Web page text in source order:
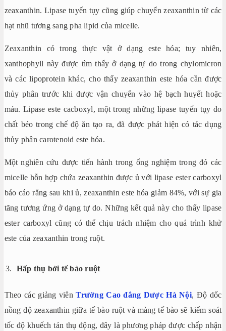
zeaxanthin. Lipase tuyến tụy cũng giúp chuyển zeaxanthin từ các
hạt nhũ tương sang pha lipid của micelle.
Zeaxanthin có trong thực vật ở dạng este hóa; tuy nhiên,
xanthophyll này được tìm thấy ở dạng tự do trong chylomicron
và các lipoprotein khác, cho thấy zeaxanthin este hóa cần được
thủy phân trước khi được vận chuyển vào hệ bạch huyết hoặc
máu. Lipase este cacboxyl, một trong những lipase tuyến tụy do
chất béo trong chế độ ăn tạo ra, đã được phát hiện có tác dụng
thủy phân carotenoid este hóa.
Một nghiên cứu được tiến hành trong ống nghiệm trong đó các
micelle hỗn hợp chứa zeaxanthin được ủ với lipase ester carboxyl
báo cáo rằng sau khi ủ, zeaxanthin este hóa giảm 84%, với sự gia
tăng tương ứng ở dạng tự do. Những kết quả này cho thấy lipase
ester carboxyl cũng có thể chịu trách nhiệm cho quá trình khử
este của zeaxanthin trong ruột.
Hấp thụ bởi tế bào ruột
Theo các giảng viênTrường Cao đẳng Dược Hà Nội, Độ dốc
nồng độ zeaxanthin giữa tế bào ruột và màng tế bào sẽ kiểm soát
tốc độ khuếch tán thụ động, đây là phương pháp được chấp nhận